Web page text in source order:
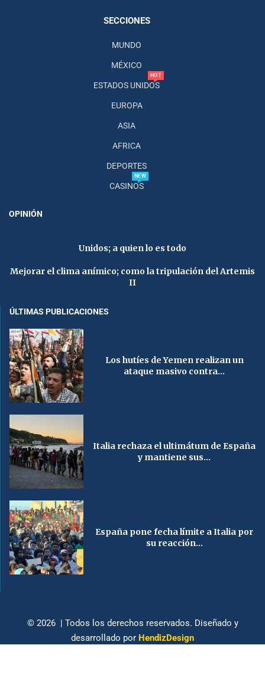
SECCIONES
MUNDO
MÉXICO
ESTADOS UNIDOS
HOT
EUROPA
ASIA
AFRICA
DEPORTES
CASINOS
NEW
OPINIÓN
Unidos; a quien lo es todo
Mejorar el clima anímico; como la tripulación del Artemis
II
ÚLTIMAS PUBLICACIONES
Los hutíes de Yemen realizan un
ataque masivo contra...
Italia rechaza el ultimátum de España
y mantiene sus...
España pone fecha límite a Italia por
su reacción...
© 2026 | Todos los derechos reservados. Diseñado y
desarrollado por HendizDesign